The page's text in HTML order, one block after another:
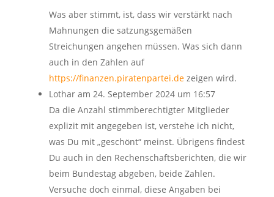
Was aber stimmt, ist, dass wir verstärkt nach
Mahnungen die satzungsgemäßen
Streichungen angehen müssen. Was sich dann
auch in den Zahlen auf
https://finanzen.piratenpartei.dezeigen wird.
Lothar am 24. September 2024 um 16:57
Da die Anzahl stimmberechtigter Mitglieder
explizit mit angegeben ist, verstehe ich nicht,
was Du mit „geschönt“ meinst. Übrigens findest
Du auch in den Rechenschaftsberichten, die wir
beim Bundestag abgeben, beide Zahlen.
Versuche doch einmal, diese Angaben bei